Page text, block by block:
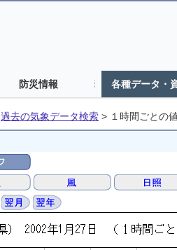
防災情報 各種データ・
過去の気象データ検索 > １時間ごとの